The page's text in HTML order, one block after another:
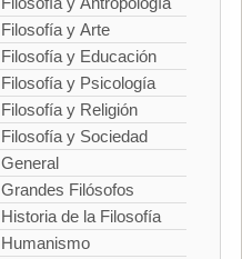
Filosofía y Arte
Filosofía y Educación
Filosofía y Psicología
Filosofía y Religión
Filosofía y Sociedad
General
Grandes Filósofos
Historia de la Filosofía
Humanismo